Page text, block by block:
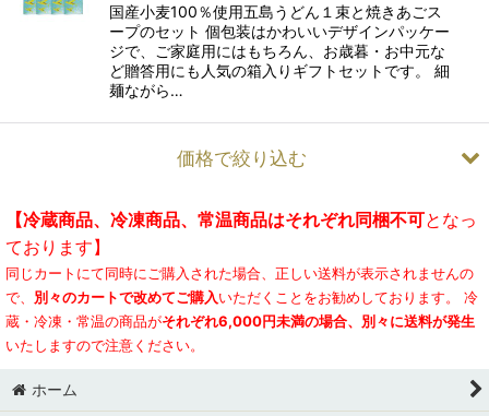
国産小麦100％使用五島うどん１束と焼きあごス
ープのセット 個包装はかわいいデザインパッケー
ジで、ご家庭用にはもちろん、お歳暮・お中元な
ど贈答用にも人気の箱入りギフトセットです。 細
麺ながら…
価格で絞り込む
お試し五島うどんセット
送料無料セット
贈り物・ギフト
【冷蔵商品、冷凍商品、常温商品はそれぞれ同梱不可となっ
ております】
同じカートにて同時にご購入された場合、正しい送料が表示されませんの
で、 別々のカートで改めてご購入いただくことをお勧めしております。 冷
蔵・冷凍・常温の商品がそれぞれ6,000円未満の場合、別々に送料が発生
いたしますので注意ください。
ホーム